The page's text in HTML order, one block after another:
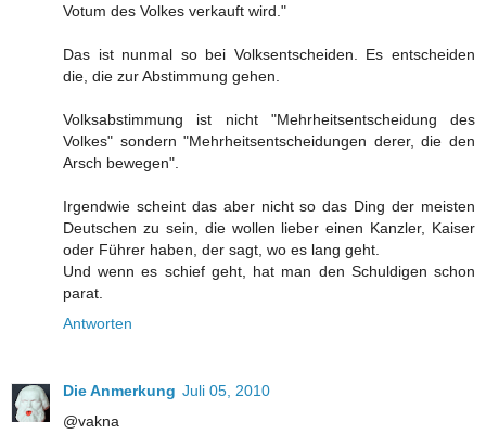
Votum des Volkes verkauft wird."
Das ist nunmal so bei Volksentscheiden. Es entscheiden
die, die zur Abstimmung gehen.
Volksabstimmung ist nicht "Mehrheitsentscheidung des
Volkes" sondern "Mehrheitsentscheidungen derer, die den
Arsch bewegen".
Irgendwie scheint das aber nicht so das Ding der meisten
Deutschen zu sein, die wollen lieber einen Kanzler, Kaiser
oder Führer haben, der sagt, wo es lang geht.
Und wenn es schief geht, hat man den Schuldigen schon
parat.
Antworten
Die Anmerkung Juli 05, 2010
@vakna